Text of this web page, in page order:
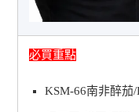
必買重點
KSM-66南非醉茄